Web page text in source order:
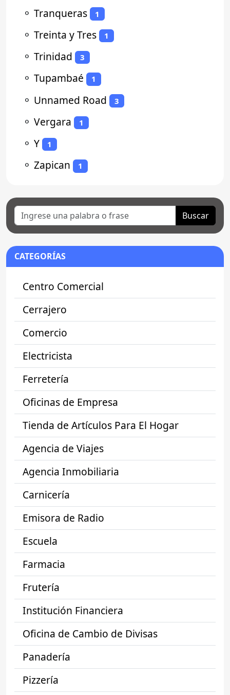
⚬ Tranqueras 1
⚬ Treinta y Tres 1
⚬ Trinidad 3
⚬ Tupambaé 1
⚬ Unnamed Road 3
⚬ Vergara 1
⚬ Y 1
⚬ Zapican 1
Buscar
CATEGORÍAS
Centro Comercial
Cerrajero
Comercio
Electricista
Ferretería
Oficinas de Empresa
Tienda de Artículos Para El Hogar
Agencia de Viajes
Agencia Inmobiliaria
Carnicería
Emisora de Radio
Escuela
Farmacia
Frutería
Institución Financiera
Oficina de Cambio de Divisas
Panadería
Pizzería